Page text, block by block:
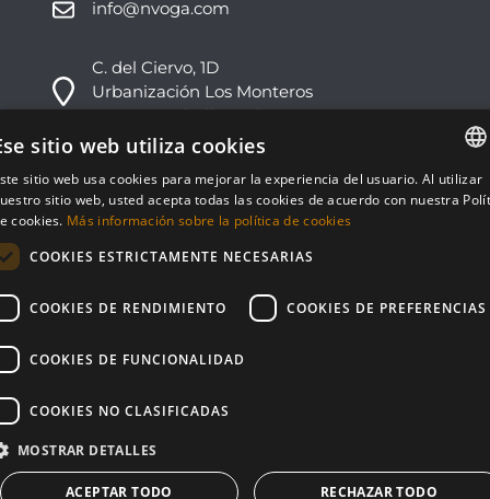
info@nvoga.com
C. del Ciervo, 1D
Urbanización Los Monteros
29603 -Marbella, Málaga
+34 951 178 270
info@nvoga.com
© NVOGA 2024 ·Cookies
ENGLISH
sitio web utiliza cookies
sitio web usa cookies para mejorar la experiencia del usuario. Al utilizar
sitio web, usted acepta todas las cookies de acuerdo con nuestra
cookies. Más información sobre la política de cookies
COOKIES ESTRICTAMENTE NECESARIAS
COOKIES DE RENDIMIENTO COOKIES DE PREFERENCIAS
COOKIES DE FUNCIONALIDAD
COOKIES NO CLASIFICADAS
MOSTRAR DETALLES
ACEPTAR TODO RECHAZAR TODO